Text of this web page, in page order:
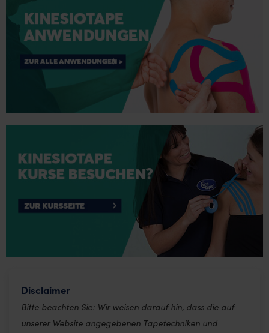
Disclaimer
Bitte beachten Sie: Wir weisen darauf hin, dass die auf
unserer Website angegebenen Tapetechniken und